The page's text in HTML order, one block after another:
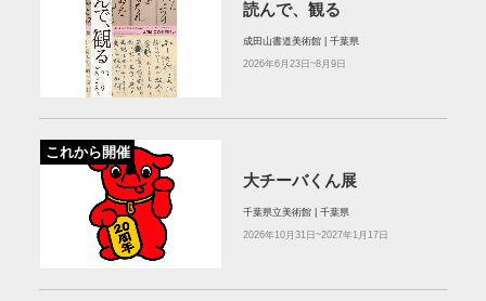
読んで、観る
成田山書道美術館 | 千葉県
2026年6月23日~8月9日
これから開催
大チーバくん展
千葉県立美術館 | 千葉県
2026年10月31日~2027年1月17日